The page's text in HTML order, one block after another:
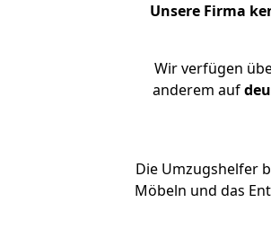
Unsere Firma
Wir verfügen
anderem auf
Die Umzugshelfer
Möbeln und das